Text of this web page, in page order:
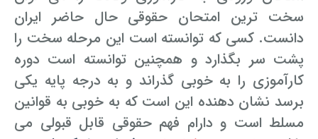
سخت ترین امتحان حقوقی حال حاضر ایران
دانست. کسی که توانسته است این مرحله سخت را
پشت سر بگذارد و همچنین توانسته است دوره
کارآموزی را به خوبی گذراند و به درجه پایه یکی
برسد نشان دهنده این است که به خوبی به قوانین
مسلط است و دارام فهم حقوقی قابل قبولی می